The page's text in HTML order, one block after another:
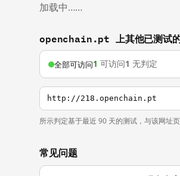
加载中……
openchain.pt 上其他已测试
全部可访问1 可访问1 无判定
http://218.openchain.pt
所示判定基于最近 90 天的测试，与该网址页
常见问题